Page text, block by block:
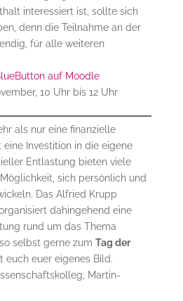
interessiert ist, sollte sich
denn die Teilnahme an der
für alle weiteren
auf Moodle
10 Uhr bis 12 Uhr
als nur eine finanzielle
Investition in die eigene
Entlastung bieten viele
sich persönlich und
Das Alfried Krupp
dahingehend eine
rund um das Thema
selbst gerne zum Tag der
euer eigenes Bild.
Martin-